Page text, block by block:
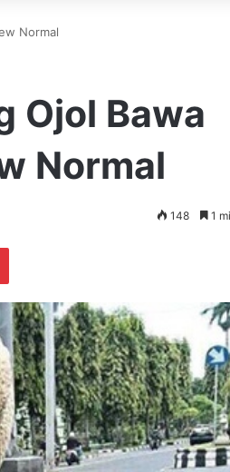
Normal
Ojol Bawa
Normal
148 1
Pinterest